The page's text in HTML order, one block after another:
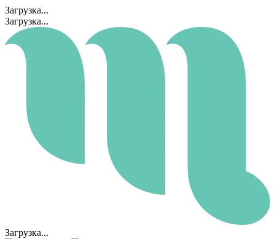
Загрузка...
Загрузка...
Загрузка...